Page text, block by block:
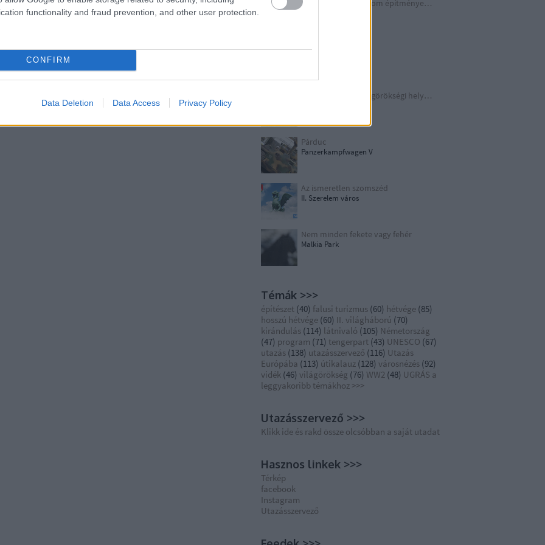
functionality and fraud prevention, and other user protection.
CONFIRM
Data Deletion Data Access Privacy Policy
A Harmadik Birodalom építményei X.
Schindler legendája
TOP 10 európai világörökségi helyszín
Párduc
Panzerkampfwagen V
Az ismeretlen szomszéd
II. Szerelem város
Nem minden fekete vagy fehér
Malkia Park
Témák >>>
építészet (40) falusi turizmus (60) hétvége (85)
hosszú hétvége (60) II. világháború (70)
kirándulás (114) látnivaló (105) Németország
(47) program (71) tengerpart (43) UNESCO (67)
utazás (138) utazásszervező (116) Utazás
Európába (113) útikalauz (128) városnézés (92)
vidék (46) világörökség (76) WW2 (48) UGRÁS a
leggyakoribb témákhoz >>>
Utazásszervező >>>
Klikk ide és rakd össze olcsóbban a saját utadat
Hasznos linkek >>>
Térkép
facebook
Instagram
Utazásszervező